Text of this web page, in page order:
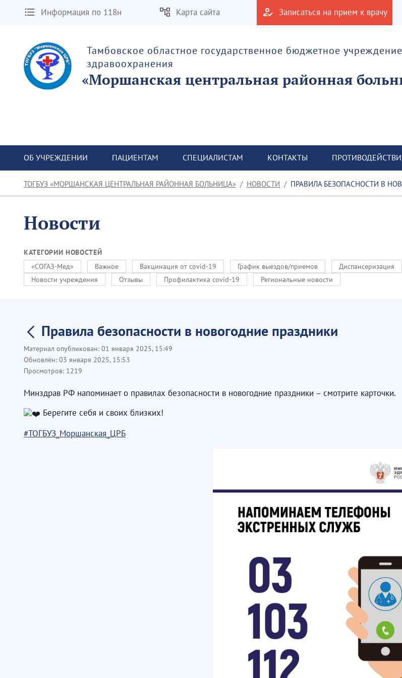
Информация по 118н Карта сайта Записаться на прием к врачу
Тамбовское областное государственное бюджетное учреждение
здравоохранения
«Моршанская центральная районная
ОБ УЧРЕЖДЕНИИ ПАЦИЕНТАМ СПЕЦИАЛИСТАМ КОНТАКТЫ
ТОГБУЗ «МОРШАНСКАЯ ЦЕНТРАЛЬНАЯ РАЙОННАЯ БОЛЬНИЦА» НОВОСТИ ПРАВИЛА БЕЗОПАСНОСТИ В
Новости
КАТЕГОРИИ НОВОСТЕЙ
«СОГАЗ-Мед»
Важное Вакцинация от covid-19 График выездов/приемов Диспансеризация
Новости учреждения
Отзывы Профилактика covid-19 Региональные новости
Правила безопасности в новогодние праздники
Материал опубликован: 01 января 2025, 15:49
Обновлён: 03 января 2025, 15:53
Просмотров: 1219
Минздрав РФ напоминает о правилах безопасности в новогодние праздники – смотрите карточки.
Берегите себя и своих близких!
#ТОГБУЗ_Моршанская_ЦРБ